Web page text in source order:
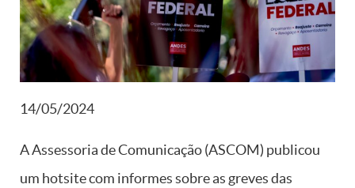
14/05/2024
A Assessoria de Comunicação (ASCOM) publicou
um hotsite com informes sobre as greves das